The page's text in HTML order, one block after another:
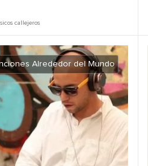
callejeros
Alrededor del Mundo